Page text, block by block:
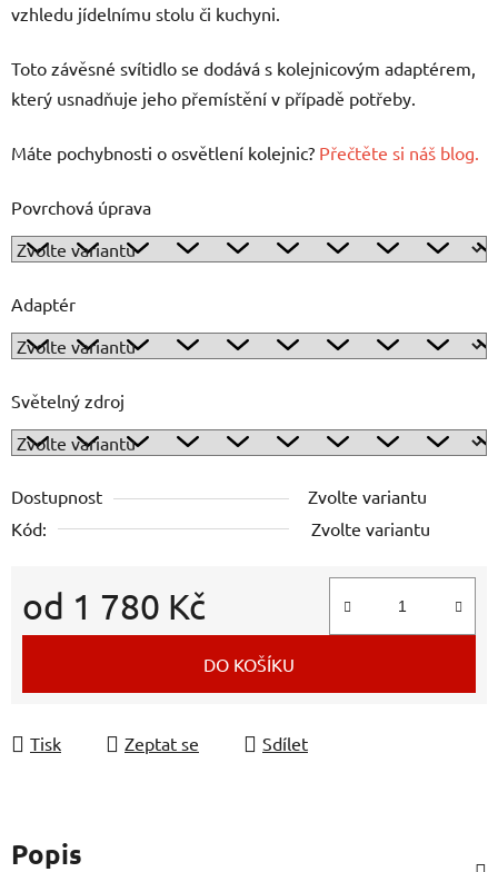
vzhledu jídelnímu stolu či kuchyni.
Toto závěsné svítidlo se dodává s kolejnicovým adaptérem,
který usnadňuje jeho přemístění v případě potřeby.
Máte pochybnosti o osvětlení kolejnic? Přečtěte si náš blog.
Povrchová úprava
Adaptér
Světelný zdroj
Dostupnost
Zvolte variantu
Kód:
Zvolte variantu
od 1 780 Kč
Měrná cena:
DO KOŠÍKU
Tisk Zeptat se Sdílet
Popis